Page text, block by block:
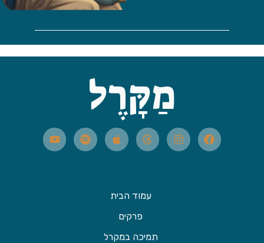
מַקָּרֶל
עמוד הבית
פרקים
תמיכה במקרל